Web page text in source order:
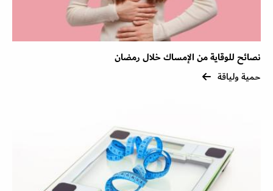
نصائح للوقاية من الإمساك خلال رمضان
حمية ولياقة